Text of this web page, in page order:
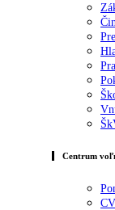
Centrum